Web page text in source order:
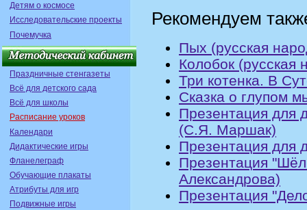
Детям о космосе
Исследовательские проекты
Почемучка
Праздничные стенгазеты
Всё для детского сада
Всё для школы
Расписание уроков
Календари
Дидактические игры
Фланелеграф
Обучающие плакаты
Атрибуты для игр
Подвижные игры
Рекомендуем
Пых (русская
Колобок (русская
Три котенка. В
Сказка о глупом
Презентация для
(С.Я. Маршак)
Презентация для
Презентация
Александрова)
Презентация